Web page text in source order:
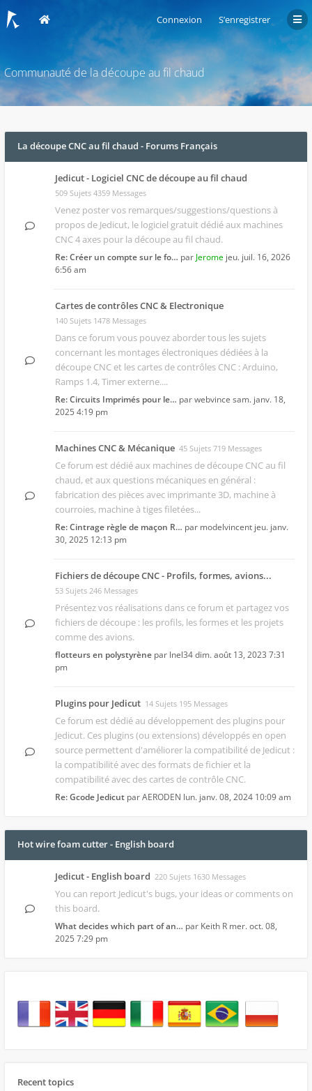
Connexion S’enregistrer
Communauté de la découpe au fil chaud
La découpe CNC au fil chaud - Forums Français
Jedicut - Logiciel CNC de découpe au fil chaud
509 Sujets 4359 Messages
Venez poster vos remarques/suggestions/questions à
propos de Jedicut, le logiciel gratuit dédié aux machines
CNC 4 axes pour la découpe au fil chaud.
Re: Créer un compte sur le fo… par Jerome jeu. juil. 16, 2026
6:56 am
Cartes de contrôles CNC & Electronique
140 Sujets 1478 Messages
Dans ce forum vous pouvez aborder tous les sujets
concernant les montages électroniques dédiées à la
découpe CNC et les cartes de contrôles CNC : Arduino,
Ramps 1.4, Timer externe....
Re: Circuits Imprimés pour le… parwebvince sam. janv. 18,
2025 4:19 pm
Machines CNC & Mécanique 45 Sujets 719 Messages
Ce forum est dédié aux machines de découpe CNC au fil
chaud, et aux questions mécaniques en général :
fabrication des pièces avec imprimante 3D, machine à
courroies, machine à tiges filetées...
Re: Cintrage règle de maçon R… par modelvincent jeu. janv.
30, 2025 12:13 pm
Fichiers de découpe CNC - Profils, formes, avions...
53 Sujets 246 Messages
Présentez vos réalisations dans ce forum et partagez vos
fichiers de découpe : les profils, les formes et les projets
comme des avions.
flotteurs en polystyrène par lnel34dim. août 13, 2023 7:31
pm
Plugins pour Jedicut 14 Sujets 195 Messages
Ce forum est dédié au développement des plugins pour
Jedicut. Ces plugins (ou extensions) développés en open
source permettent d'améliorer la compatibilité de Jedicut :
la compatibilité avec des formats de fichier et la
compatibilité avec des cartes de contrôle CNC.
Re: Gcode Jedicut parAERODEN lun. janv. 08, 2024 10:09 am
Hot wire foam cutter - English board
Jedicut - English board 220 Sujets 1630 Messages
You can report Jedicut's bugs, your ideas or comments on
this board.
What decides which part of an… par Keith R mer. oct. 08,
2025 7:29 pm
Recent topics